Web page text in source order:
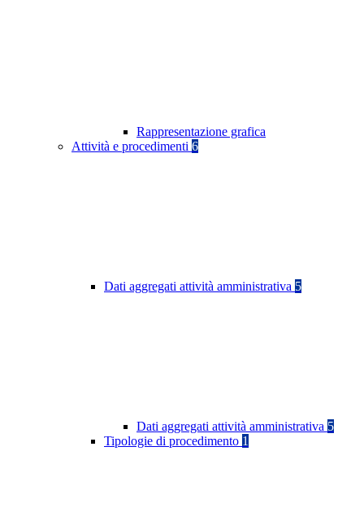
Rappresentazione grafica
Attività e procedimenti 6
Dati aggregati attività amministrativa 5
Dati aggregati attività amministrativa 5
Tipologie di procedimento 1